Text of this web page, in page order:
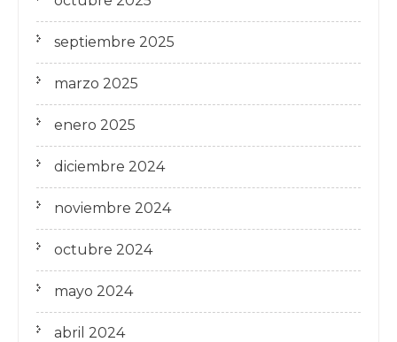
septiembre 2025
marzo 2025
enero 2025
diciembre 2024
noviembre 2024
octubre 2024
mayo 2024
abril 2024